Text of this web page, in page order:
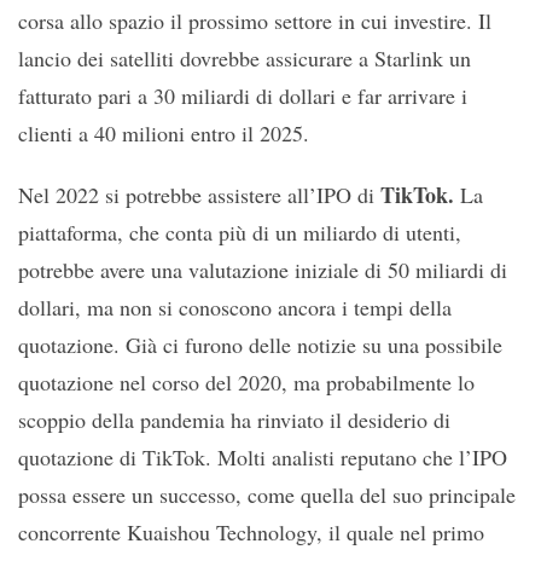
corsa allo spazio il prossimo settore in cui investire. Il
lancio dei satelliti dovrebbe assicurare a Starlink un
fatturato pari a 30 miliardi di dollari e far arrivare i
clienti a 40 milioni entro il 2025.
Nel 2022 si potrebbe assistere all’IPO di TikTok. La
piattaforma, che conta più di un miliardo di utenti,
potrebbe avere una valutazione iniziale di 50 miliardi di
dollari, ma non si conoscono ancora i tempi della
quotazione. Già ci furono delle notizie su una possibile
quotazione nel corso del 2020, ma probabilmente lo
scoppio della pandemia ha rinviato il desiderio di
quotazione di TikTok. Molti analisti reputano che l’IPO
possa essere un successo, come quella del suo principale
concorrente Kuaishou Technology, il quale nel primo